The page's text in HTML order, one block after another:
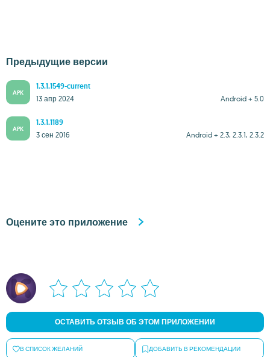
Предыдущие версии
APK
1.3.1.1549-current
Android + 5.0
13 апр 2024
APK
1.3.1.1189
Android + 2.3, 2.3.1, 2.3.2
3 сен 2016
Оцените это приложение
ОСТАВИТЬ ОТЗЫВ ОБ ЭТОМ ПРИЛОЖЕНИИ
В СПИСОК ЖЕЛАНИЙ ДОБАВИТЬ В РЕКОМЕНДАЦИИ